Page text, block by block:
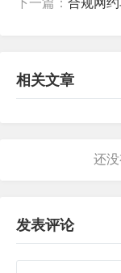
相关文章
发表评论